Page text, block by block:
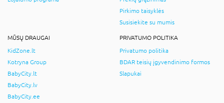
Pirkimo taisyklės
Susisiekite su mumis
MŪSŲ DRAUGAI
KidZone.lt
Kotryna Group
BabyCity.lt
BabyCity.lv
BabyCity.ee
PRIVATUMO POLITIKA
Privatumo politika
BDAR teisių įgyvendinimo formos
Slapukai